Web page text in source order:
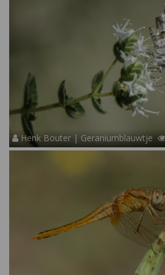
Henk Bouter | Geraniumblauwtje